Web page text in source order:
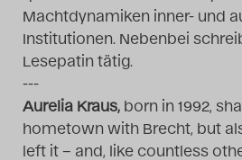
Das
Das
2018
Machtdynamiken inner- und
Institutionen. Nebenbei
Lesepatin tätig.
---
Aurelia Kraus, born in 1992,
hometown with Brecht, but
left it – and, like countless